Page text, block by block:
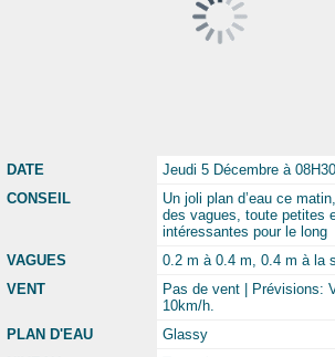
DATE
Jeudi 5 Décembre à 08H30
CONSEIL
Un joli plan d’eau ce
des vagues, toute petites
intéressantes pour le long
VAGUES
0.2 m à 0.4 m, 0.4 m à la
VENT
Pas de vent | Prévisions:
10km/h.
PLAN D'EAU
Glassy